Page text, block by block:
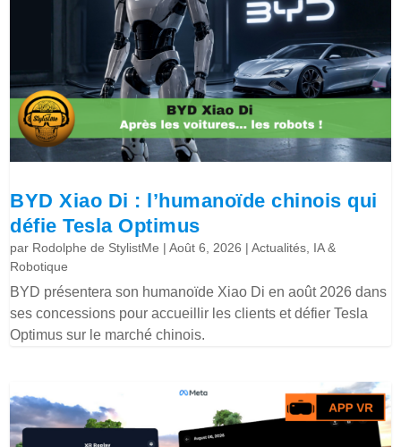
BYD Xiao Di : l’humanoïde chinois qui
défie Tesla Optimus
par Rodolphe de StylistMe |Août 6, 2026 |Actualités IA &
Robotique
BYD présentera son humanoïde Xiao Di en août 2026 dans
ses concessions pour accueillir les clients et défier Tesla
Optimus sur le marché chinois.